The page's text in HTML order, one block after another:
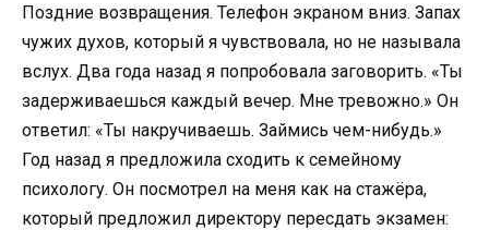
Поздние возвращения. Телефон экраном вниз. Запах
чужих духов, который я чувствовала, но не называла
вслух. Два года назад я попробовала заговорить. «Ты
задерживаешься каждый вечер. Мне тревожно.» Он
ответил: «Ты накручиваешь. Займись чем-нибудь.»
Год назад я предложила сходить к семейному
психологу. Он посмотрел на меня как на стажёра,
который предложил директору пересдать экзамен: